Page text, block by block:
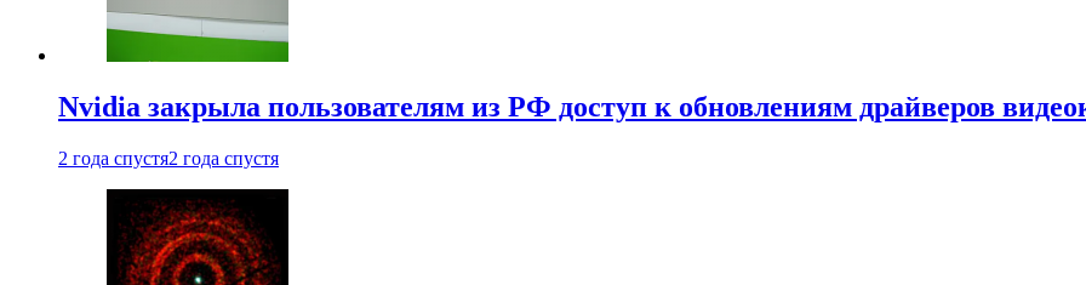
Nvidia закрыла пользователям из РФ доступ к обновлениям драйверов
2 года спустя2 года спустя